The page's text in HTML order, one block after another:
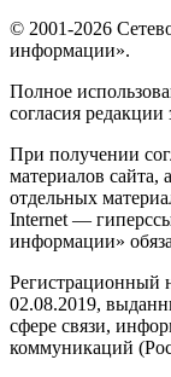
© 2001-2026
информации».
Полное
согласия редакции
При получении
материалов сайта,
отдельных
Internet —
информации»
02.08.2019,
сфере связи,
коммуникаций